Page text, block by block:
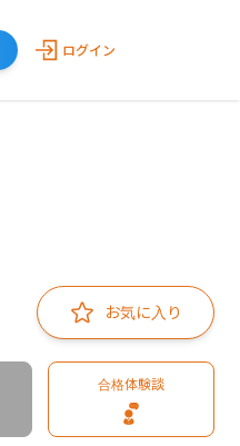
ログイン
お気に入り
合格体験談